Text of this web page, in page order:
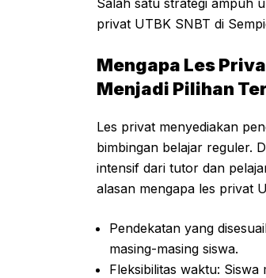
privat UTBK SNBT di
Mengapa Les
Menjadi Pilihan
Les privat menyediakan
bimbingan belajar reguler.
intensif dari tutor dan
alasan mengapa les privat
Pendekatan yang
masing-masing siswa.
Fleksibilitas waktu: